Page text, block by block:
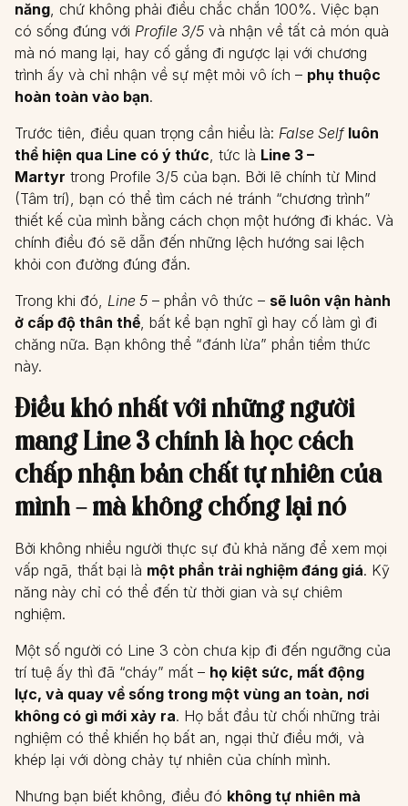
năng, chứ không phải điều chắc chắn 100%. Việc bạn
có sống đúng với Profile 3/5 và nhận về tất cả món quà
mà nó mang lại, hay cố gắng đi ngược lại với chương
trình ấy và chỉ nhận về sự mệt mỏi vô ích – phụ thuộc
hoàn toàn vào bạn.
Trước tiên, điều quan trọng cần hiểu là: False Self luôn
thể hiện qua Line có ý thức, tức là Line 3 –
Martyr trong Profile 3/5 của bạn. Bởi lẽ chính từ Mind
(Tâm trí), bạn có thể tìm cách né tránh “chương trình”
thiết kế của mình bằng cách chọn một hướng đi khác. Và
chính điều đó sẽ dẫn đến những lệch hướng sai lệch
khỏi con đường đúng đắn.
Trong khi đó, Line 5 – phần vô thức – sẽ luôn vận hành
ở cấp độ thân thể, bất kể bạn nghĩ gì hay cố làm gì đi
chăng nữa. Bạn không thể “đánh lừa” phần tiềm thức
này.
Điều khó nhất với những người
mang Line 3 chính là học cách
chấp nhận bản chất tự nhiên của
mình – mà không chống lại nó
Bởi không nhiều người thực sự đủ khả năng để xem mọi
vấp ngã, thất bại là một phần trải nghiệm đáng giá. Kỹ
năng này chỉ có thể đến từ thời gian và sự chiêm
nghiệm.
Một số người có Line 3 còn chưa kịp đi đến ngưỡng của
trí tuệ ấy thì đã “cháy” mất – họ kiệt sức, mất động
lực, và quay về sống trong một vùng an toàn, nơi
không có gì mới xảy ra. Họ bắt đầu từ chối những trải
nghiệm có thể khiến họ bất an, ngại thử điều mới, và
khép lại với dòng chảy tự nhiên của chính mình.
Nhưng bạn biết không, điều đó không tự nhiên mà